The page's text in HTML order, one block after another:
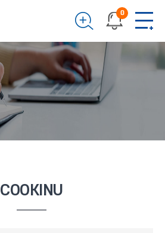
0
COOKINU